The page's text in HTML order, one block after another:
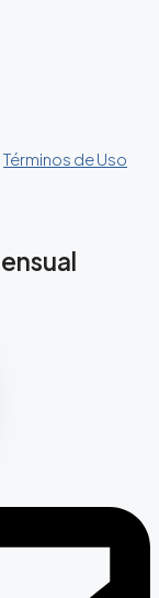
Términos de Uso